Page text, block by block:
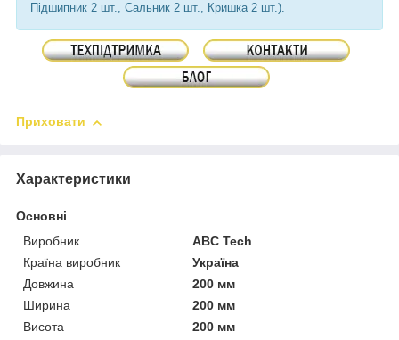
Підшипник 2 шт., Сальник 2 шт., Кришка 2 шт.).
Приховати
Характеристики
Основні
Виробник
ABC Tech
Країна виробник
Україна
Довжина
200 мм
Ширина
200 мм
Висота
200 мм